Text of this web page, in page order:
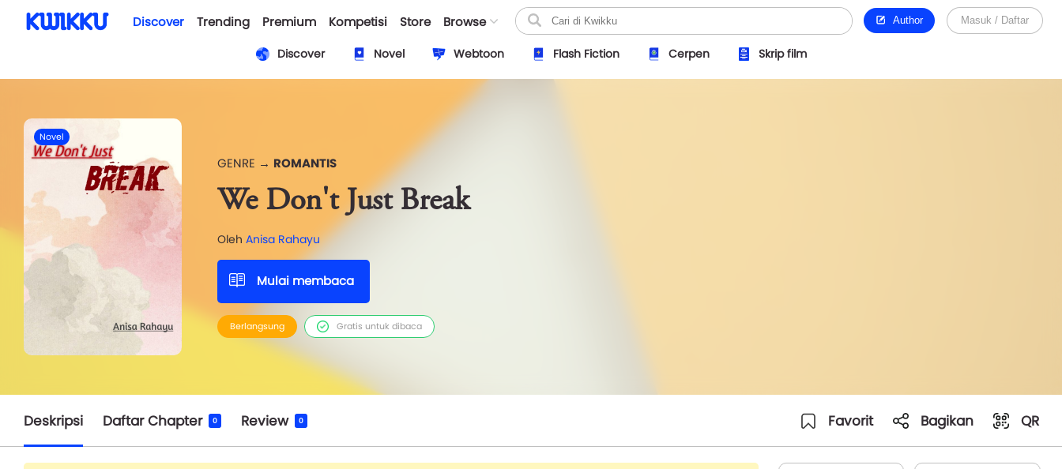
Discover Trending Premium Kompetisi Store Browse Author Masuk / Daftar
Discover Novel Webtoon Flash Fiction Cerpen Skrip film
Novel
GENRE → ROMANTIS
We Don't Just Break
Oleh Anisa Rahayu
Mulai membaca
Berlangsung Gratis untuk dibaca
Deskripsi Daftar Chapter 0 Review 0 Favorit Bagikan QR